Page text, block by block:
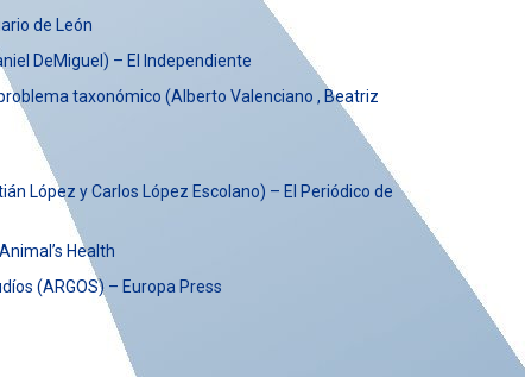
de León
DeMiguel) – El Independiente
taxonómico (Alberto Valenciano , Beatriz
López y Carlos López Escolano) – El Periódico de
Health
(ARGOS) – Europa Press